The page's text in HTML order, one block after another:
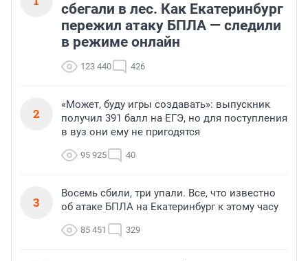
сбегали в лес. Как Екатеринбург
пережил атаку БПЛА — следили
в режиме онлайн
123 440 426
2
«Может, буду игры создавать»: выпускник
получил 391 балл на ЕГЭ, но для поступления
в вуз они ему не пригодятся
95 925 40
3
Восемь сбили, три упали. Все, что известно
об атаке БПЛА на Екатеринбург к этому часу
85 451 329